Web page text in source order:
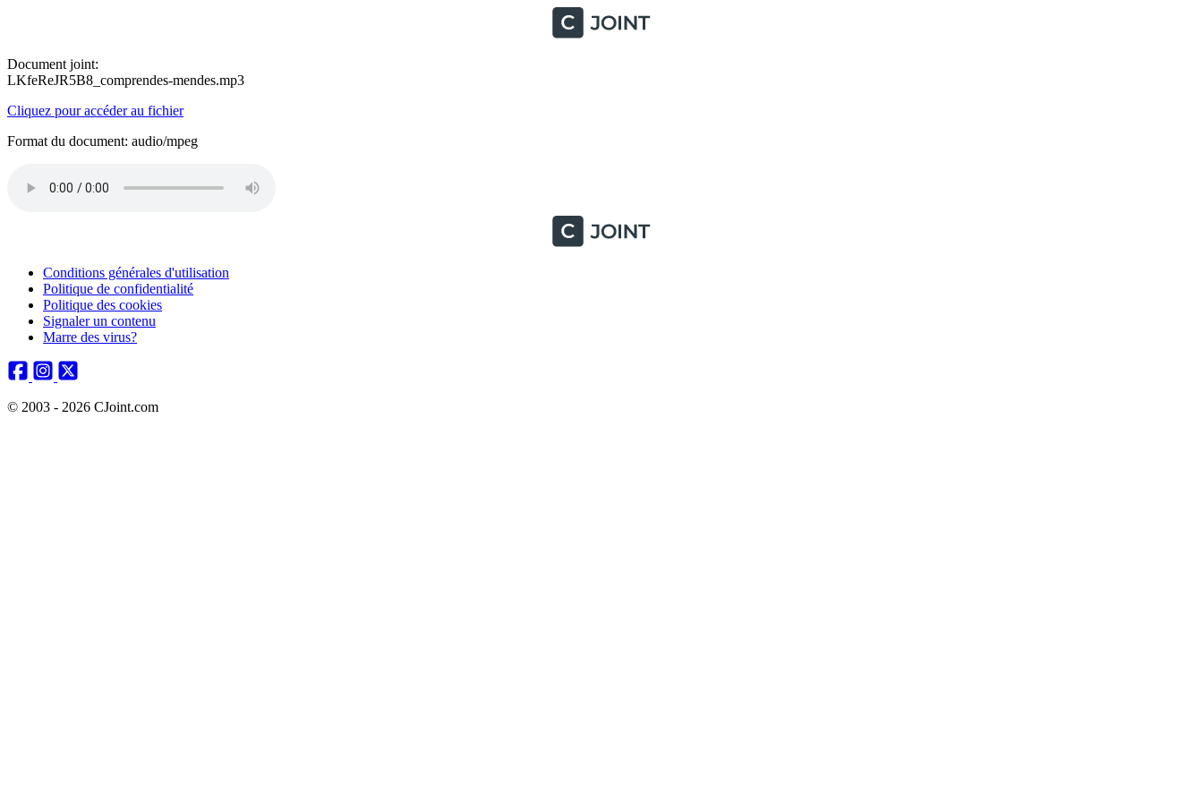
Document joint:
LKfeReJR5B8_comprendes-mendes.mp3
Cliquez pour accéder au fichier
Format du document: audio/mpeg
Conditions générales d'utilisation
Politique de confidentialité
Politique des cookies
Signaler un contenu
Marre des virus?
© 2003 - 2026 CJoint.com